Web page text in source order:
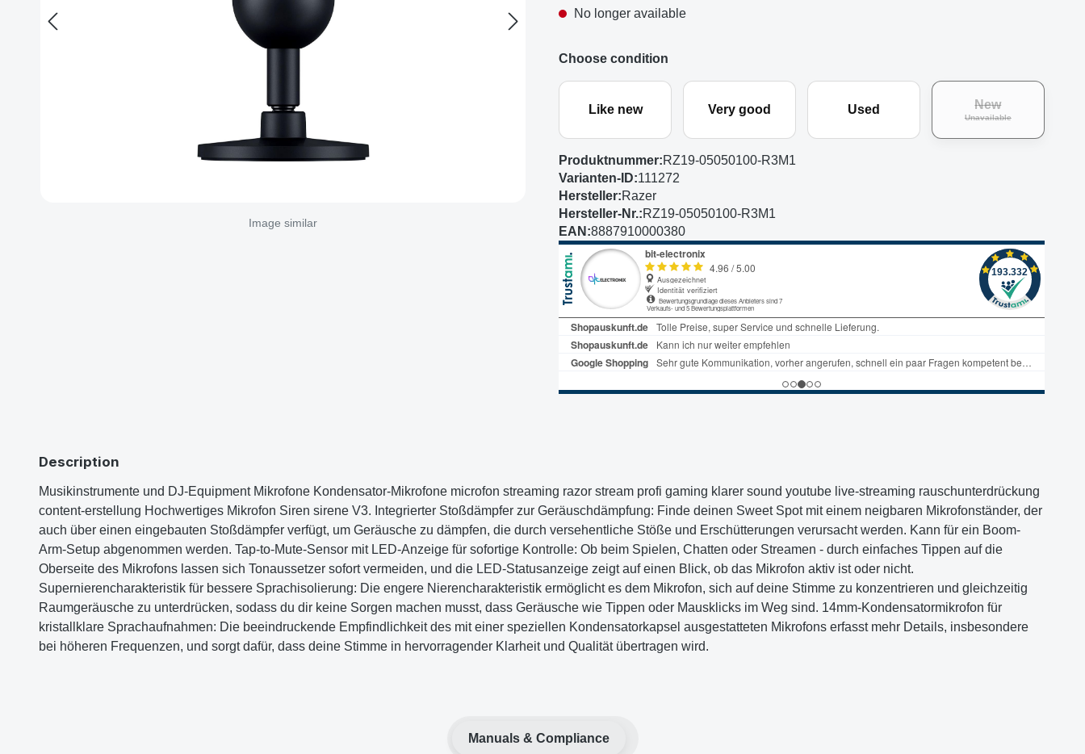
Image similar
No longer available
Choose condition
Like new Very good Used New
Unavailable(This option is
Produktnummer:RZ19-05050100-R3M1
Varianten-ID:111272
Hersteller:Razer
Hersteller-Nr.:RZ19-05050100-R3M1
EAN:8887910000380
Description
Musikinstrumente und DJ-Equipment Mikrofone Kondensator-Mikrofone microfon streaming razor stream profi gaming klarer sound youtube live-streaming rauschunterdrückung
content-erstellung Hochwertiges Mikrofon Siren sirene V3. Integrierter Stoßdämpfer zur Geräuschdämpfung: Finde deinen Sweet Spot mit einem neigbaren Mikrofonständer, der
auch über einen eingebauten Stoßdämpfer verfügt, um Geräusche zu dämpfen, die durch versehentliche Stöße und Erschütterungen verursacht werden. Kann für ein Boom-
Arm-Setup abgenommen werden. Tap-to-Mute-Sensor mit LED-Anzeige für sofortige Kontrolle: Ob beim Spielen, Chatten oder Streamen - durch einfaches Tippen auf die
Oberseite des Mikrofons lassen sich Tonaussetzer sofort vermeiden, und die LED-Statusanzeige zeigt auf einen Blick, ob das Mikrofon aktiv ist oder nicht.
Supernierencharakteristik für bessere Sprachisolierung: Die engere Nierencharakteristik ermöglicht es dem Mikrofon, sich auf deine Stimme zu konzentrieren und gleichzeitig
Raumgeräusche zu unterdrücken, sodass du dir keine Sorgen machen musst, dass Geräusche wie Tippen oder Mausklicks im Weg sind. 14mm-Kondensatormikrofon für
kristallklare Sprachaufnahmen: Die beeindruckende Empfindlichkeit des mit einer speziellen Kondensatorkapsel ausgestatteten Mikrofons erfasst mehr Details, insbesondere
bei höheren Frequenzen, und sorgt dafür, dass deine Stimme in hervorragender Klarheit und Qualität übertragen wird.
Manuals & Compliance